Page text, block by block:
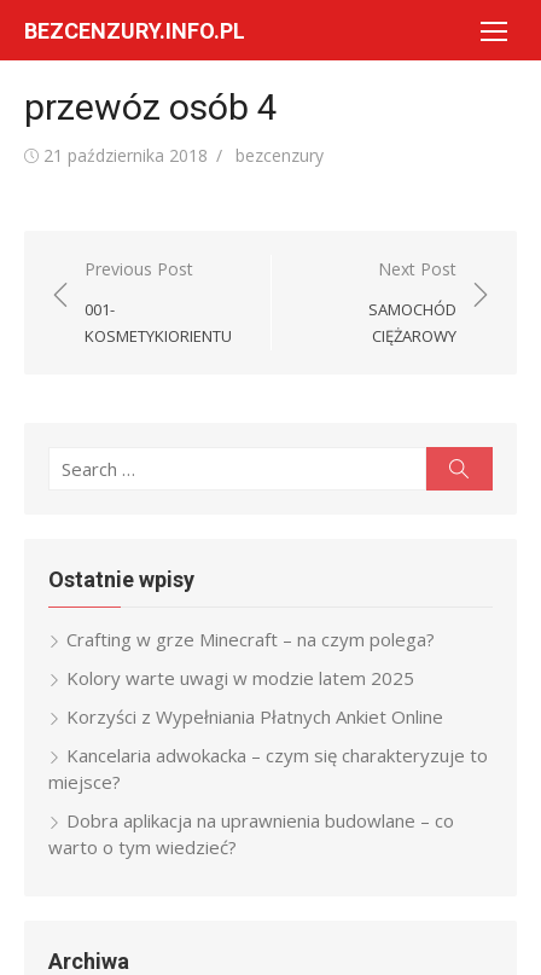
BEZCENZURY.INFO.PL
przewóz osób 4
Posted
21 października 2018 Author
bezcenzury
Nawigacja
wpisu
Previous Post
001-
KOSMETYKIORIENTU
Next Post
SAMOCHÓD
CIĘŻAROWY
Search
Ostatnie wpisy
Crafting w grze Minecraft – na czym polega?
Kolory warte uwagi w modzie latem 2025
Korzyści z Wypełniania Płatnych Ankiet Online
Kancelaria adwokacka – czym się charakteryzuje to
miejsce?
Dobra aplikacja na uprawnienia budowlane – co
warto o tym wiedzieć?
Archiwa